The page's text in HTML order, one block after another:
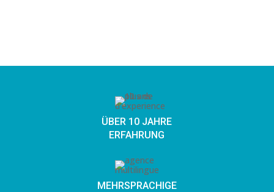
ÜBER 10 JAHRE
ERFAHRUNG
MEHRSPRACHIGE